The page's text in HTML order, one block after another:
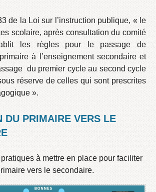
de la Loi sur l’instruction publique, « le
scolaire, après consultation du comité
les règles pour le passage de
primaire à l’enseignement secondaire et
du premier cycle au second cycle
réserve de celles qui sont prescrites
».
DU PRIMAIRE VERS LE
à mettre en place pour faciliter
vers le secondaire.